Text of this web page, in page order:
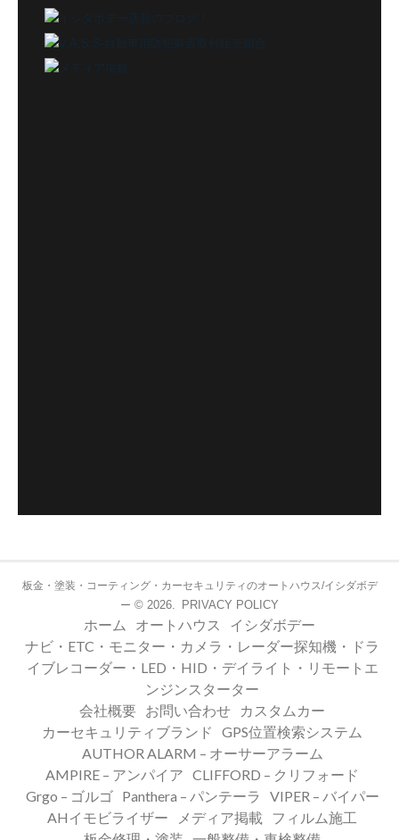
板金・塗装・コーティング・カーセキュリティのオートハウス/イシダボデ
ー © 2026. PRIVACY POLICY
ホーム オートハウス
イシダボデー
ナビ・ETC・モニター・カメラ・レーダー探知機・ドラ
イブレコーダー・LED・HID・デイライト・リモートエ
ンジンスターター
会社概要
お問い合わせ
カスタムカー
カーセキュリティブランド
GPS位置検索システム
AUTHOR ALARM – オーサーアラーム
AMPIRE – アンパイア CLIFFORD – クリフォード
Grgo – ゴルゴ
Panthera – パンテーラ
VIPER – バイパー
AHイモビライザー
メディア掲載
フィルム施工